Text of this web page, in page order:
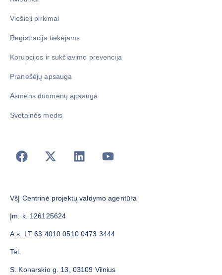
Viešieji pirkimai
Registracija tiekėjams
Korupcijos ir sukčiavimo prevencija
Pranešėjų apsauga
Asmens duomenų apsauga
Svetainės medis
VšĮ Centrinė projektų valdymo agentūra
Įm. k. 126125624
A.s. LT 63 4010 0510 0473 3444
Tel.
S. Konarskio g. 13, 03109 Vilnius